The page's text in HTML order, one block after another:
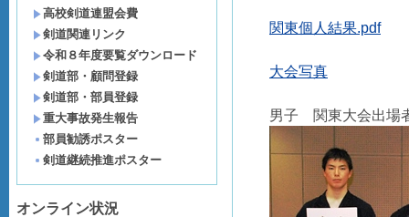
高校剣道連盟会費
剣道関連リンク
令和８年度要覧ダウンロード
剣道部・顧問登録
剣道部・部員登録
重大事故発生報告
部員勧誘ポスター
剣道継続推進ポスター
オンライン状況
関東個人結果.pdf
大会写真
男子 関東大会出場